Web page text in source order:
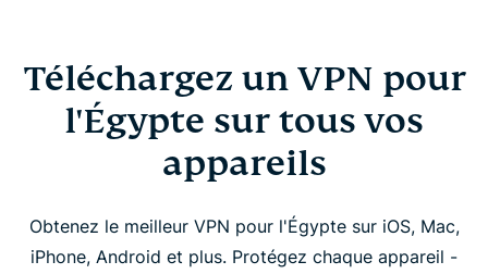
Téléchargez un VPN pour
l'Égypte sur tous vos
appareils
Obtenez le meilleur VPN pour l'Égypte sur iOS, Mac,
iPhone, Android et plus. Protégez chaque appareil -